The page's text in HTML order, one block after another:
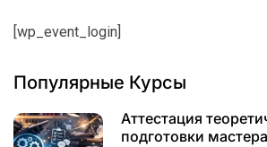
[wp_event_login]
Популярные Курсы
Аттестация
подготовки